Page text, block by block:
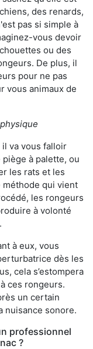
des renards,
pas si simple à
vous devoir
ou des
De plus, il
pour ne pas
vous animaux de
il va vous falloir
à palette, ou
les rats et les
méthode qui vient
les rongeurs
à volonté
à eux, vous
dès les
cela s’estompera
ces rongeurs.
un certain
nuisance sonore.
professionnel
?